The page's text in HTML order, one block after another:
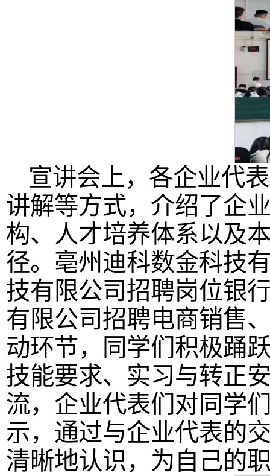
宣讲会上，各企业代
讲解等方式，介绍了企
构、人才培养体系以及
径。亳州迪科数金科技
技有限公司招聘岗位银
有限公司招聘电商销售
动环节，同学们积极踊
技能要求、实习与转正
流，企业代表们对同学
示，通过与企业代表的
清晰地认识，为自己的